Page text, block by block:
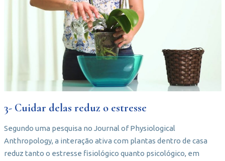
3- Cuidar delas reduz o estresse
Segundo uma pesquisa no Journal of Physiological
Anthropology, a interação ativa com plantas dentro de casa
reduz tanto o estresse fisiológico quanto psicológico, em